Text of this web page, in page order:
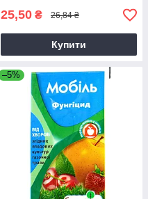
25,50 ₴ 26,84 ₴
Купити
–5%